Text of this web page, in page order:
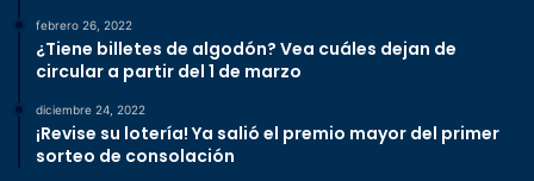
febrero 26, 2022
¿Tiene billetes de algodón? Vea cuáles dejan de
circular a partir del 1 de marzo
diciembre 24, 2022
¡Revise su lotería! Ya salió el premio mayor del primer
sorteo de consolación